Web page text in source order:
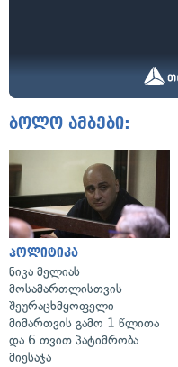
ბოლო ამბები:
პოლიტიკა
ნიკა მელიას
მოსამართლისთვის
შეურაცხმყოფელი
მიმართვის გამო 1 წლითა
და 6 თვით პატიმრობა
მიესაჯა